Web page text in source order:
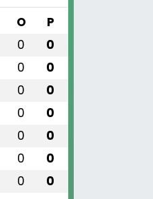
O P
0 0
0 0
0 0
0 0
0 0
0 0
0 0